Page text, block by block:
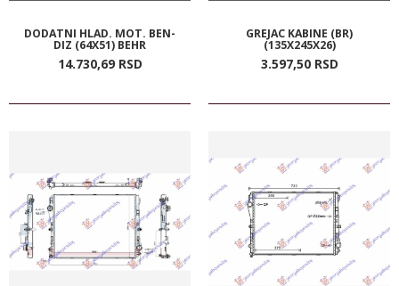
DODATNI HLAD. MOT. BEN-
DIZ (64X51) BEHR
14.730,69 RSD
GREJAC KABINE (BR)
(135X245X26)
3.597,50 RSD